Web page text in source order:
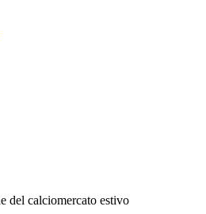
del calciomercato estivo